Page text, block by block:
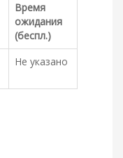
Время
ожидания
(беспл.)
Не указано